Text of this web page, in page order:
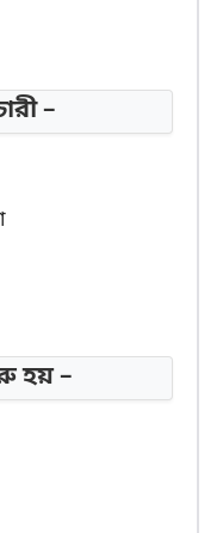
–
হয় –